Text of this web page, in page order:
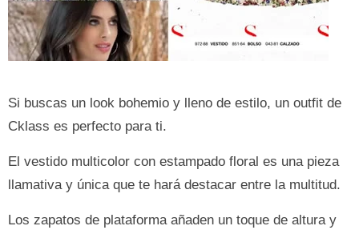
Si buscas un look bohemio y lleno de estilo, un outfit de
Cklass es perfecto para ti.
El vestido multicolor con estampado floral es una pieza
llamativa y única que te hará destacar entre la multitud.
Los zapatos de plataforma añaden un toque de altura y